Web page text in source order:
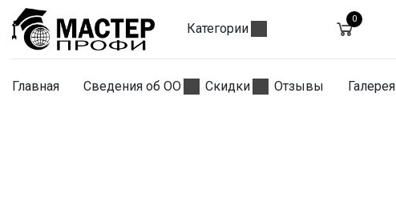
Категории
0
Главная Сведения об ОО Скидки Отзывы Галерея